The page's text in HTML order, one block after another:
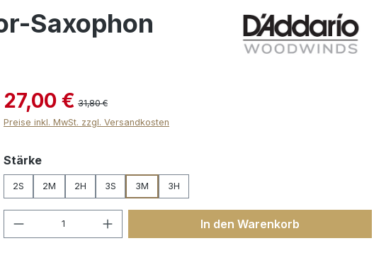
Saxophon
27,00 € 31,80 €
Preise inkl. MwSt. zzgl. Versandkosten
Stärkeauswählen
2S 2M 2H 3S 3M 3H
Produkt Anzahl: Gib den gewünschten Wert
In den Warenkorb